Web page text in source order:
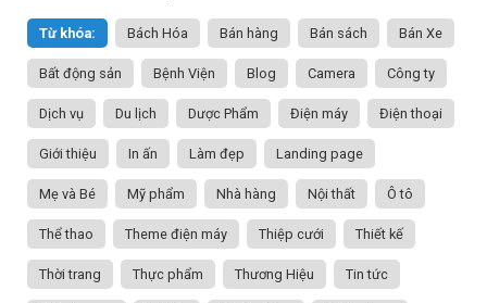
Từ khóa: Bách Hóa Bán hàng Bán sách Bán Xe
Bất động sản Bệnh Viện Blog Camera Công ty
Dịch vụ Du lịch Dược Phẩm Điện máy Điện thoại
Giới thiệu In ấn Làm đẹp Landing page
Mẹ và Bé Mỹ phẩm Nhà hàng Nội thất Ô tô
Thể thao Theme điện máy Thiệp cưới Thiết kế
Thời trang Thực phẩm Thương Hiệu Tin tức